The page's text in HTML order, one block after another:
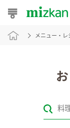
おうちレ
レシピカテゴリ
メニュー・レ